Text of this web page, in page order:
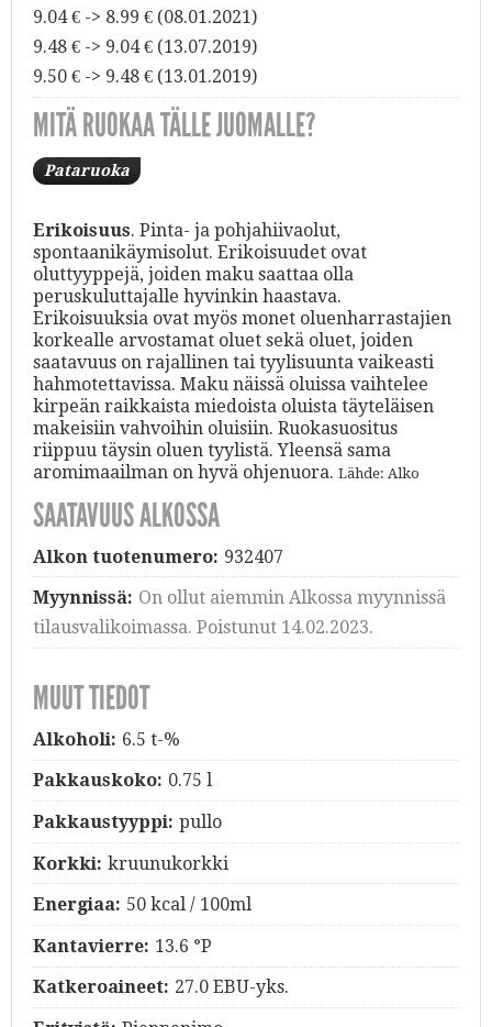
9.04 € -> 8.99 € (08.01.2021)
9.48 € -> 9.04 € (13.07.2019)
9.50 € -> 9.48 € (13.01.2019)
MITÄ RUOKAA TÄLLE JUOMALLE?
Pataruoka
Erikoisuus. Pinta- ja pohjahiivaolut,
spontaanikäymisolut. Erikoisuudet ovat
oluttyyppejä, joiden maku saattaa olla
peruskuluttajalle hyvinkin haastava.
Erikoisuuksia ovat myös monet oluenharrastajien
korkealle arvostamat oluet sekä oluet, joiden
saatavuus on rajallinen tai tyylisuunta vaikeasti
hahmotettavissa. Maku näissä oluissa vaihtelee
kirpeän raikkaista miedoista oluista täyteläisen
makeisiin vahvoihin oluisiin. Ruokasuositus
riippuu täysin oluen tyylistä. Yleensä sama
aromimaailman on hyvä ohjenuora. Lähde: Alko
SAATAVUUS ALKOSSA
Alkon tuotenumero: 932407
Myynnissä: On ollut aiemmin Alkossa myynnissä
tilausvalikoimassa. Poistunut 14.02.2023.
MUUT TIEDOT
Alkoholi: 6.5 t-%
Pakkauskoko: 0.75 l
Pakkaustyyppi: pullo
Korkki: kruunukorkki
Energiaa: 50 kcal / 100ml
Kantavierre: 13.6 °P
Katkeroaineet: 27.0 EBU-yks.